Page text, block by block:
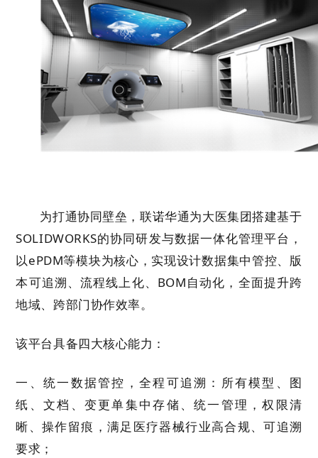
为打通协同壁垒，联诺华通为大医集团搭建基于
SOLIDWORKS的协同研发与数据一体化管理平台，
以ePDM等模块为核心，实现设计数据集中管控、版
本可追溯、流程线上化、 BOM自动化，全面提升跨
地域、跨部门协作效率。
该平台具备四大核心能力：
一、统一数据管控，全程可追溯：所有模型、图
纸、文档、变更单集中存储、统一管理，权限清
晰、操作留痕，满足医疗器械行业高合规、可追溯
要求；